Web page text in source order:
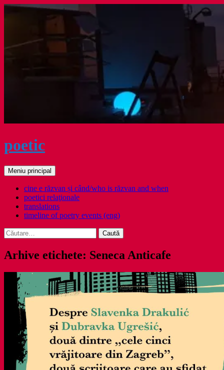
poetic
Caută
Meniu principal
cine e răzvan și când/who is răzvan and when
poetici relaţionale
translations
timeline of poetry events (eng)
Caută
după:
Arhive etichete: Seneca Anticafe